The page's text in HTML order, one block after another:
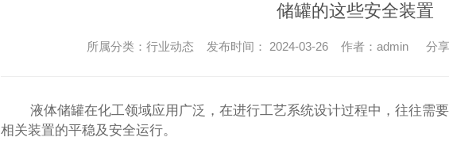
储罐的这些安全装置
所属分类：行业动态 发布时间： 2024-03-26 作者：admin 分
液体储罐在化工领域应用广泛，在进行工艺系统设计过程中，往往需
相关装置的平稳及安全运行。